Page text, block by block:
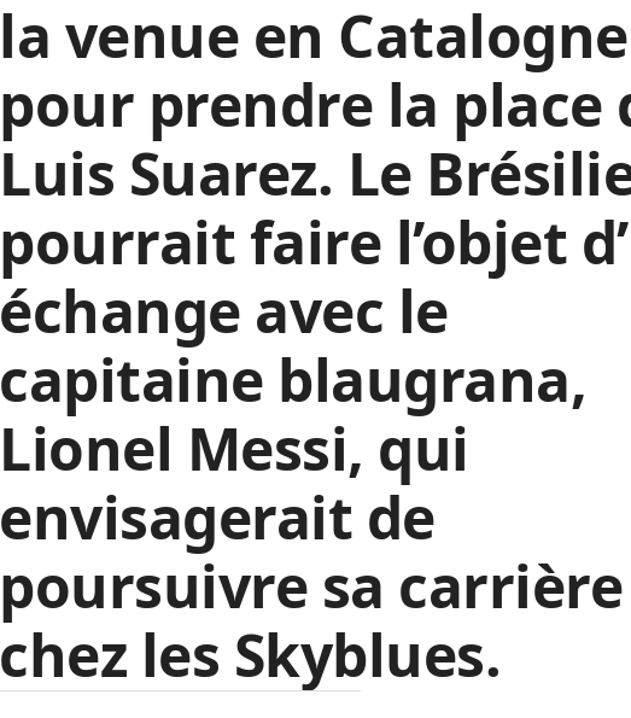
la venue en Catalogne
pour prendre la place
Luis Suarez. Le
pourrait faire l’objet
échange avec le
capitaine blaugrana,
Lionel Messi, qui
envisagerait de
poursuivre sa carrière
chez les Skyblues.